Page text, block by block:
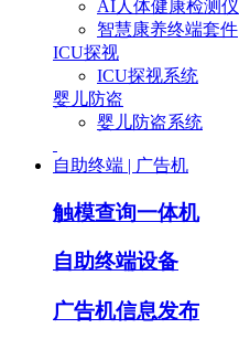
AI人体健康检测仪
智慧康养终端套件
ICU探视
ICU探视系统
婴儿防盗
婴儿防盗系统
自助终端 | 广告机
触模查询一体机
自助终端设备
广告机信息发布